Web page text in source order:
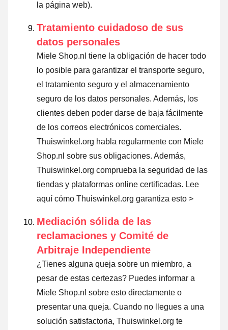
la página web).
Tratamiento cuidadoso de sus
datos personales
Miele Shop.nl tiene la obligación de hacer todo
lo posible para garantizar el transporte seguro,
el tratamiento seguro y el almacenamiento
seguro de los datos personales. Además, los
clientes deben poder darse de baja fácilmente
de los correos electrónicos comerciales.
Thuiswinkel.org habla regularmente con Miele
Shop.nl sobre sus obligaciones. Además,
Thuiswinkel.org comprueba la seguridad de las
tiendas y plataformas online certificadas. Lee
aquí cómo Thuiswinkel.org garantiza esto >
Mediación sólida de las
reclamaciones y Comité de
Arbitraje Independiente
¿Tienes alguna queja sobre un miembro, a
pesar de estas certezas? Puedes informar a
Miele Shop.nl sobre esto directamente o
presentar una queja. Cuando no llegues a una
solución satisfactoria, Thuiswinkel.org te